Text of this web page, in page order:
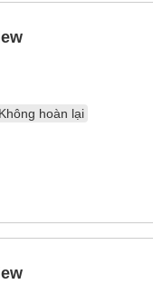
Không hoàn lại